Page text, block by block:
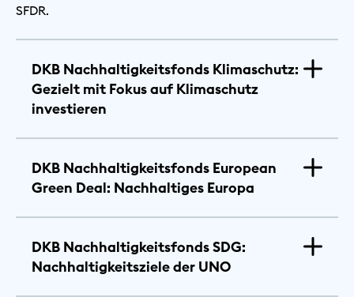
SFDR.
DKB Nachhaltigkeitsfonds Klimaschutz:
Gezielt mit Fokus auf Klimaschutz
investieren
DKB Nachhaltigkeitsfonds European
Green Deal: Nachhaltiges Europa
DKB Nachhaltigkeitsfonds SDG:
Nachhaltigkeitsziele der UNO